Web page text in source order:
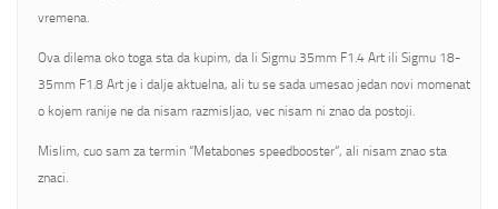
vremena.
Ova dilema oko toga sta da kupim, da li Sigmu 35mm F1.4 Art ili Sigmu 18-
35mm F1.8 Art je i dalje aktuelna, ali tu se sada umesao jedan novi momenat
o kojem ranije ne da nisam razmisljao, vec nisam ni znao da postoji.
Mislim, cuo sam za termin “Metabones speedbooster”, ali nisam znao sta
znaci.